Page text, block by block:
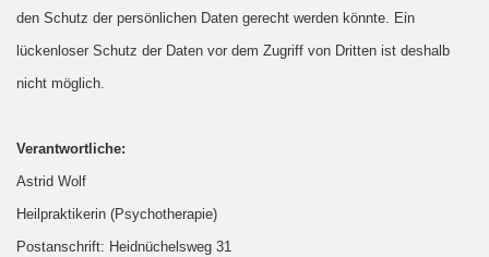
den Schutz der persönlichen Daten gerecht werden könnte. Ein
lückenloser Schutz der Daten vor dem Zugriff von Dritten ist deshalb
nicht möglich.
Verantwortliche:
Astrid Wolf
Heilpraktikerin (Psychotherapie)
Postanschrift: Heidnüchelsweg 31